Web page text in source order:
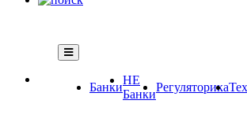
Банки
НЕ
Банки
Регуляторика